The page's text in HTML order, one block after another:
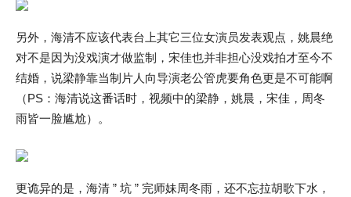
另外，海清不应该代表台上其它三位女演员发表观点，姚晨绝
对不是因为没戏演才做监制，宋佳也并非担心没戏拍才至今不
结婚，说梁静靠当制片人向导演老公管虎要角色更是不可能啊
（PS：海清说这番话时，视频中的梁静，姚晨，宋佳，周冬
雨皆一脸尴尬）。
更诡异的是，海清 ” 坑 ” 完师妹周冬雨，还不忘拉胡歌下水，